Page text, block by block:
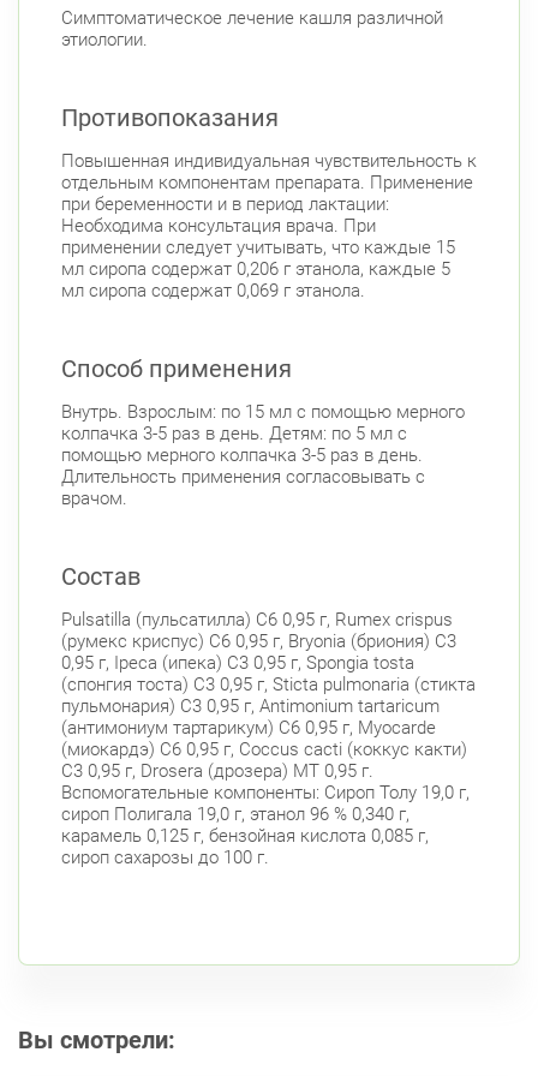
Ленинский пр., д. 88 Круглосуточно
Юго-Западная
Авиационная улица, д. 7
Невский район
ул. Чудновского, д. 19 (Российский пр., д. 7)
Круглосуточно
Проспект Большевиков
Петроградский район
Петроградская
Спортивная
Чкаловская
Приморский район
Туристская ул., д.28 к.1 Круглосуточно
Комендантский пр.
Комендантский пр., д. 34 к. 1 Круглосуточно
Комендантский пр.
Комендантский пр. 67 Круглосуточно
Комендантский пр.
Коломяжский пр. 26 (Аллея Поликарпова, д.
2)
Круглосуточно
Пионерская
Белы Куна, д.1, к.1
Симптоматическое лечение кашля различной
этиологии.
Противопоказания
Повышенная индивидуальная чувствительность к
отдельным компонентам препарата. Применение
при беременности и в период лактации:
Необходима консультация врача. При
применении следует учитывать, что каждые 15
мл сиропа содержат 0,206 г этанола, каждые 5
мл сиропа содержат 0,069 г этанола.
Способ применения
Внутрь. Взрослым: по 15 мл с помощью мерного
колпачка 3-5 раз в день. Детям: по 5 мл с
помощью мерного колпачка 3-5 раз в день.
Длительность применения согласовывать с
врачом.
Состав
Pulsatilla (пульсатилла) C6 0,95 г, Rumex crispus
(румекс криспус) C6 0,95 г, Bryonia (бриония) C3
0,95 г, Ipeca (ипека) C3 0,95 г, Spongia tosta
(спонгия тоста) C3 0,95 г, Sticta pulmonaria (стикта
пульмонария) C3 0,95 г, Antimonium tartaricum
(антимониум тартарикум) C6 0,95 г, Myocarde
(миокардэ) C6 0,95 г, Coccus cacti (коккус какти)
C3 0,95 г, Drosera (дрозера) MT 0,95 г.
Вспомогательные компоненты: Сироп Толу 19,0 г,
сироп Полигала 19,0 г, этанол 96 % 0,340 г,
карамель 0,125 г, бензойная кислота 0,085 г,
сироп сахарозы до 100 г.
Вы смотрели: